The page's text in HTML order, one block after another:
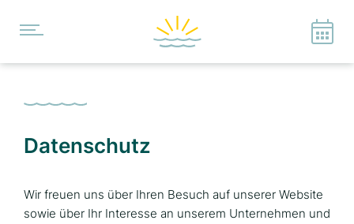
Datenschutz
Wir freuen uns über Ihren Besuch auf unserer Website
sowie über Ihr Interesse an unserem Unternehmen und